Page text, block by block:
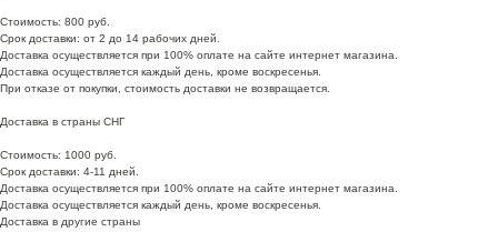
Стоимость: 800 руб.
Срок доставки: от 2 до 14 рабочих дней.
Доставка осуществляется при 100% оплате на сайте интернет магазина.
Доставка осуществляется каждый день, кроме воскресенья.
При отказе от покупки, стоимость доставки не возвращается.
Доставка в страны СНГ
Стоимость: 1000 руб.
Срок доставки: 4-11 дней.
Доставка осуществляется при 100% оплате на сайте интернет магазина.
Доставка осуществляется каждый день, кроме воскресенья.
Доставка в другие страны